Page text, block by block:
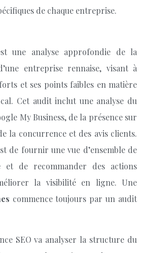
de chaque entreprise.
une analyse approfondie de la
entreprise rennaise, visant à
et ses points faibles en matière
Cet audit inclut une analyse du
My Business, de la présence sur
la concurrence et des avis clients.
de fournir une vue d’ensemble de
et de recommander des actions
la visibilité en ligne. Une
commence toujours par un audit
SEO va analyser la structure du